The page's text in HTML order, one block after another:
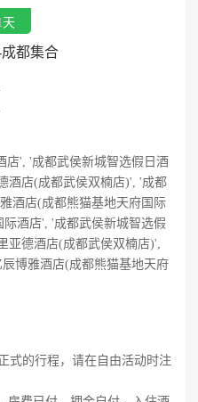
天
都集合
店', '成都武侯新城智选假日酒
酒店(成都武侯双楠店)', '成都
酒店(成都熊猫基地天府国际
酒店', '成都武侯新城智选假
亚德酒店(成都武侯双楠店)',
博雅酒店(成都熊猫基地天府
式的行程，请在自由活动时注